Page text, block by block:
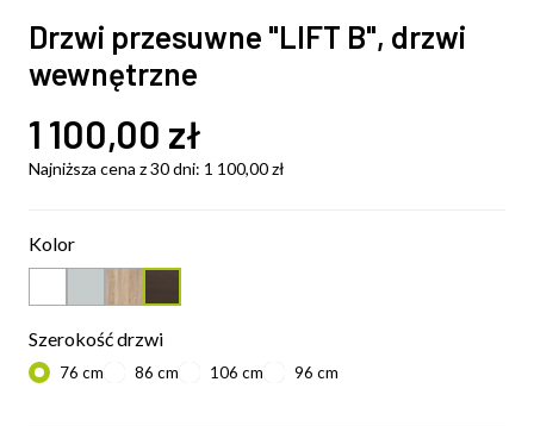
Drzwi przesuwne "LIFT B", drzwi
wewnętrzne
1 100,00 zł
Najniższa cena z 30 dni: 1 100,00zł
Kolor
Szerokość drzwi
76 cm 86 cm 106 cm 96 cm